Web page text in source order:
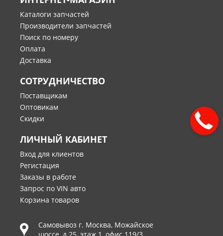
Каталоги запчастей
Производители запчастей
Поиск по номеру
Оплата
Доставка
СОТРУДНИЧЕСТВО
Поставщикам
Оптовикам
Скидки
ЛИЧНЫЙ КАБИНЕТ
Вход для клиентов
Регистация
Заказы в работе
Запрос по VIN авто
Корзина товаров
Самовывоз г. Москва, Можайское